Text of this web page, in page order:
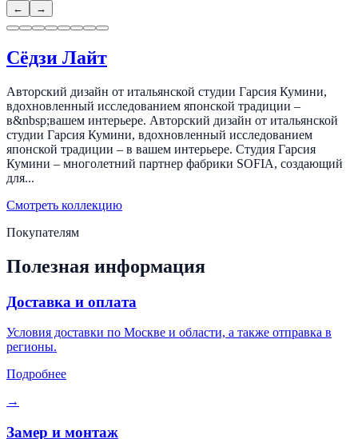
← →
Сёдзи Лайт
Авторский дизайн от итальянской студии Гарсия Кумини,
вдохновленный исследованием японской традиции –
в&nbsp;вашем интерьере. Авторский дизайн от итальянской
студии Гарсия Кумини, вдохновленный исследованием
японской традиции – в вашем интерьере. Студия Гарсия
Кумини – многолетний партнер фабрики SOFIA, создающий
для...
Смотреть коллекцию
Покупателям
Полезная информация
Доставка и оплата
Условия доставки по Москве и области, а также отправка в
регионы.
Подробнее
→
Замер и монтаж